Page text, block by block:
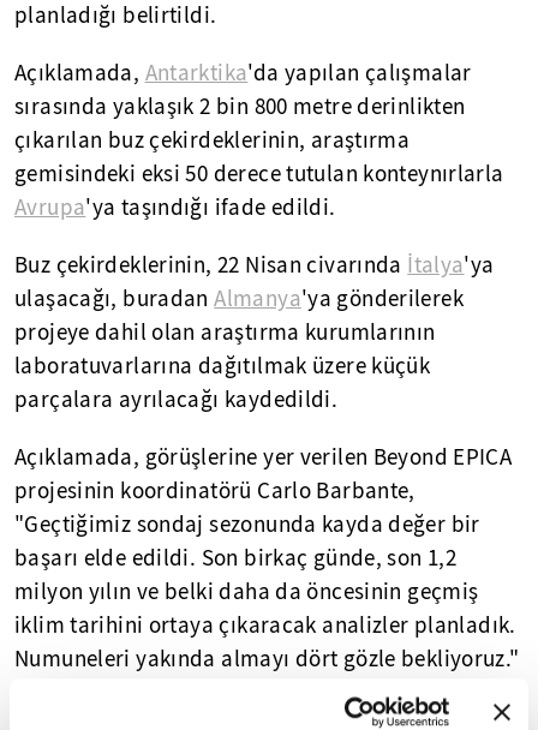
planladığı belirtildi.
Açıklamada, Antarktika'da yapılan çalışmalar
sırasında yaklaşık 2 bin 800 metre derinlikten
çıkarılan buz çekirdeklerinin, araştırma
gemisindeki eksi 50 derece tutulan konteynırlarla
Avrupa'ya taşındığı ifade edildi.
Buz çekirdeklerinin, 22 Nisan civarında İtalya'ya
ulaşacağı, buradanAlmanya'ya gönderilerek
projeye dahil olan araştırma kurumlarının
laboratuvarlarına dağıtılmak üzere küçük
parçalara ayrılacağı kaydedildi.
Açıklamada, görüşlerine yer verilen Beyond EPICA
projesinin koordinatörü Carlo Barbante,
"Geçtiğimiz sondaj sezonunda kayda değer bir
başarı elde edildi. Son birkaç günde, son 1,2
milyon yılın ve belki daha da öncesinin geçmiş
iklim tarihini ortaya çıkaracak analizler planladık.
Numuneleri yakında almayı dört gözle bekliyoruz."